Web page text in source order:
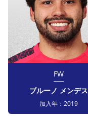
FW
ブルーノ メンデス
加入年： 2019